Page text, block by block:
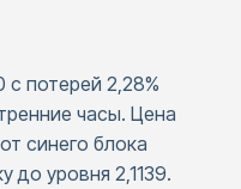
с потерей 2,28%
часы. Цена
синего блока
до уровня 2,1139.